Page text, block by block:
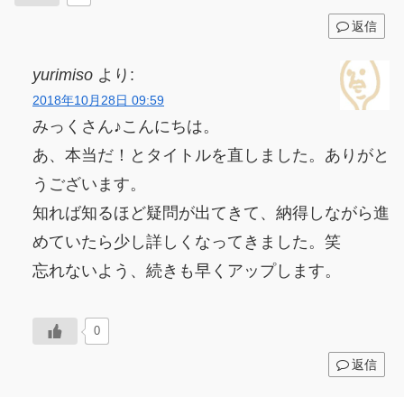
返信
yurimiso より:
2018年10月28日 09:59
みっくさん♪こんにちは。
あ、本当だ！とタイトルを直しました。ありがと
うございます。
知れば知るほど疑問が出てきて、納得しながら進
めていたら少し詳しくなってきました。笑
忘れないよう、続きも早くアップします。
0
返信